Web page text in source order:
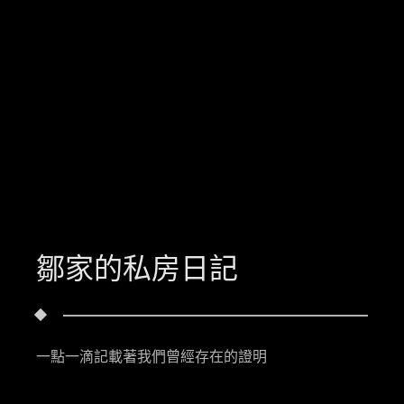
鄒家的私房日記
一點一滴記載著我們曾經存在的證明